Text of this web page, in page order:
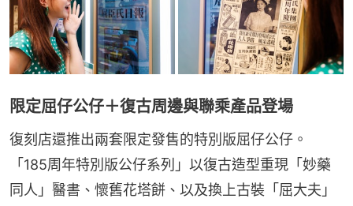
限定屈仔公仔＋復古周邊與聯乘產品登場
復刻店還推出兩套限定發售的特別版屈仔公仔。
「185周年特別版公仔系列」以復古造型重現「妙藥
同人」醫書、懷舊花塔餅、以及換上古裝「屈大夫」